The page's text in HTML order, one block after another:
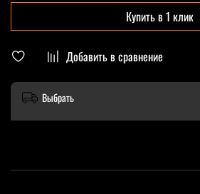
Добавить в сравнение
Купить в 1 клик
Выбрать